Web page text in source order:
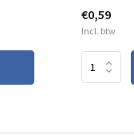
€0,59
Incl. btw